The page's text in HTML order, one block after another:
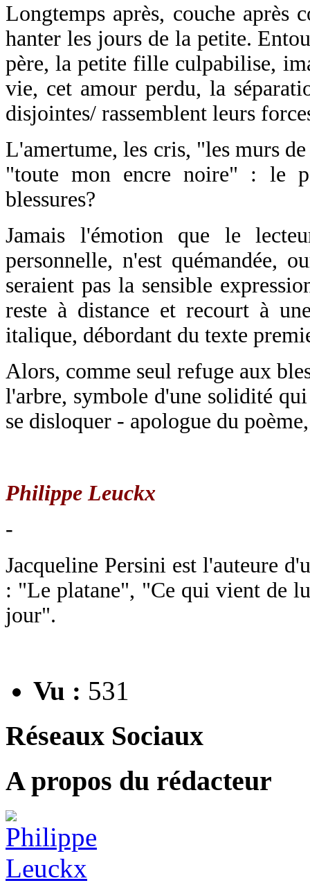
Longtemps après, couche après
hanter les jours de la petite.
père, la petite fille culpabilise,
vie, cet amour perdu, la
disjointes/ rassemblent leurs
L'amertume, les cris, "les murs
"toute mon encre noire" : le
blessures?
Jamais l'émotion que le
personnelle, n'est quémandée,
seraient pas la sensible
reste à distance et recourt à
italique, débordant du texte
Alors, comme seul refuge aux
l'arbre, symbole d'une solidité
se disloquer - apologue du
Philippe Leuckx
-
Jacqueline Persini est l'auteure
: "Le platane", "Ce qui vient de
jour".
Vu : 531
Réseaux Sociaux
A propos du rédacteur